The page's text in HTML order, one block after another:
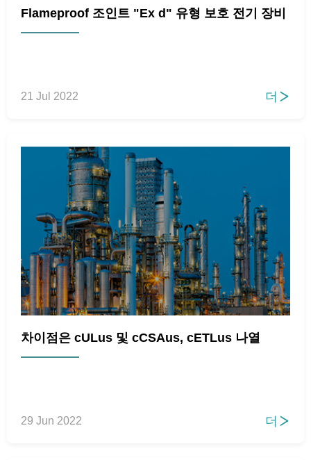
Flameproof 조인트 "Ex d" 유형 보호 전기 장비
21 Jul 2022 더 
차이점은 cULus 및 cCSAus, cETLus 나열
29 Jun 2022 더 